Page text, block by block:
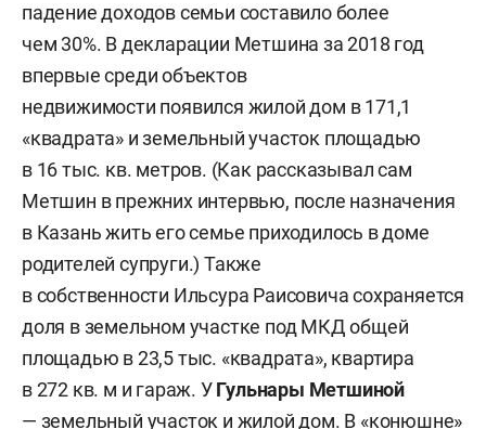
падение доходов семьи составило более
чем 30%. В декларации Метшина за 2018 год
впервые среди объектов
недвижимости появился жилой дом в 171,1
«квадрата» и земельный участок площадью
в 16 тыс. кв. метров. (Как рассказывал сам
Метшин в прежних интервью, после назначения
в Казань жить его семье приходилось в доме
родителей супруги.) Также
в собственности Ильсура Раисовича сохраняется
доля в земельном участке под МКД общей
площадью в 23,5 тыс. «квадрата», квартира
в 272 кв. м и гараж. УГульнары Метшиной
— земельный участок и жилой дом. В «конюшне»